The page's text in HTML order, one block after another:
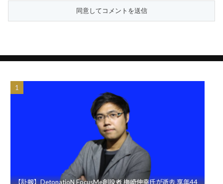
【訃報】DetonatioN FocusMe創設者 梅崎伸幸氏が逝去 享年44